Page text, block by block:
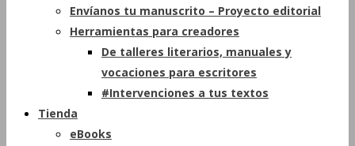
Envíanos tu manuscrito – Proyecto editorial
Herramientas para creadores
De talleres literarios, manuales y
vocaciones para escritores
#Intervenciones a tus textos
Tienda
eBooks